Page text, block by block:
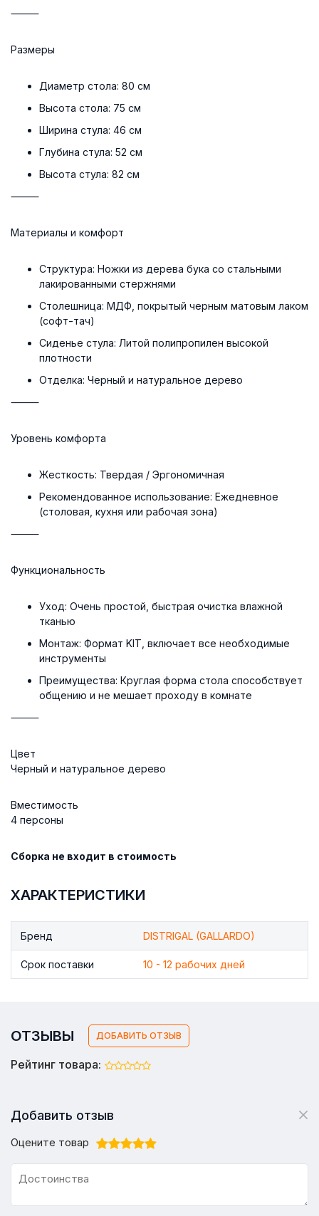
⸻
Размеры
Диаметр стола: 80 см
Высота стола: 75 см
Ширина стула: 46 см
Глубина стула: 52 см
Высота стула: 82 см
⸻
Материалы и комфорт
Структура: Ножки из дерева бука со стальными
лакированными стержнями
Столешница: МДФ, покрытый черным матовым лаком
(софт-тач)
Сиденье стула: Литой полипропилен высокой
плотности
Отделка: Черный и натуральное дерево
⸻
Уровень комфорта
Жесткость: Твердая / Эргономичная
Рекомендованное использование: Ежедневное
(столовая, кухня или рабочая зона)
⸻
Функциональность
Уход: Очень простой, быстрая очистка влажной
тканью
Монтаж: Формат KIT, включает все необходимые
инструменты
Преимущества: Круглая форма стола способствует
общению и не мешает проходу в комнате
⸻
Цвет
Черный и натуральное дерево
Вместимость
4 персоны
Сборка не входит в стоимость
ХАРАКТЕРИСТИКИ
Бренд DISTRIGAL (GALLARDO)
Срок поставки 10 - 12 рабочих дней
ОТЗЫВЫ ДОБАВИТЬ ОТЗЫВ
Рейтинг товара:
Добавить отзыв
Оцените товар